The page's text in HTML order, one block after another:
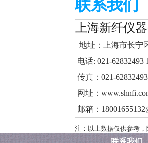
联系我们
上海新纤仪
地址：上海市长宁
电话: 021-62832493
传真：021-62832493
网址：
邮箱：
注：以上数据仅供参考，